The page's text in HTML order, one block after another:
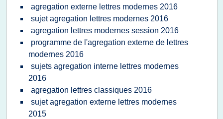
agregation externe lettres modernes 2016
sujet agregation lettres modernes 2016
agregation lettres modernes session 2016
programme de l'agregation externe de lettres
modernes 2016
sujets agregation interne lettres modernes
2016
agregation lettres classiques 2016
sujet agregation externe lettres modernes
2015